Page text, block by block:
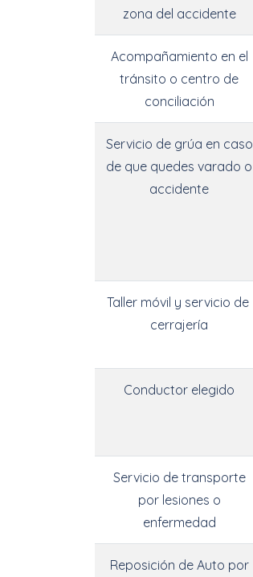
zona del accidente
Acompañamiento en el
tránsito o centro de
conciliación
Servicio de grúa en caso
de que quedes varado o
accidente
Taller móvil y servicio de
cerrajería
Conductor elegido
Servicio de transporte
por lesiones o
enfermedad
Reposición de Auto por